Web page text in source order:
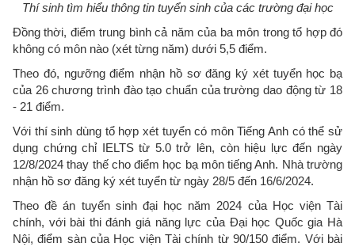
Thí sinh tìm hiểu thông tin tuyển sinh của các trường đại học
Đồng thời, điểm trung bình cả năm của ba môn trong tổ hợp đó
không có môn nào (xét từng năm) dưới 5,5 điểm.
Theo đó, ngưỡng điểm nhận hồ sơ đăng ký xét tuyển học bạ
của 26 chương trình đào tạo chuẩn của trường dao động từ 18
- 21 điểm.
Với thí sinh dùng tổ hợp xét tuyển có môn Tiếng Anh có thể sử
dụng chứng chỉ IELTS từ 5.0 trở lên, còn hiệu lực đến ngày
12/8/2024 thay thế cho điểm học bạ môn tiếng Anh. Nhà trường
nhận hồ sơ đăng ký xét tuyển từ ngày 28/5 đến 16/6/2024.
Theo đề án tuyển sinh đại học năm 2024 của Học viện Tài
chính, với bài thi đánh giá năng lực của Đại học Quốc gia Hà
Nội, điểm sàn của Học viện Tài chính từ 90/150 điểm. Với bài